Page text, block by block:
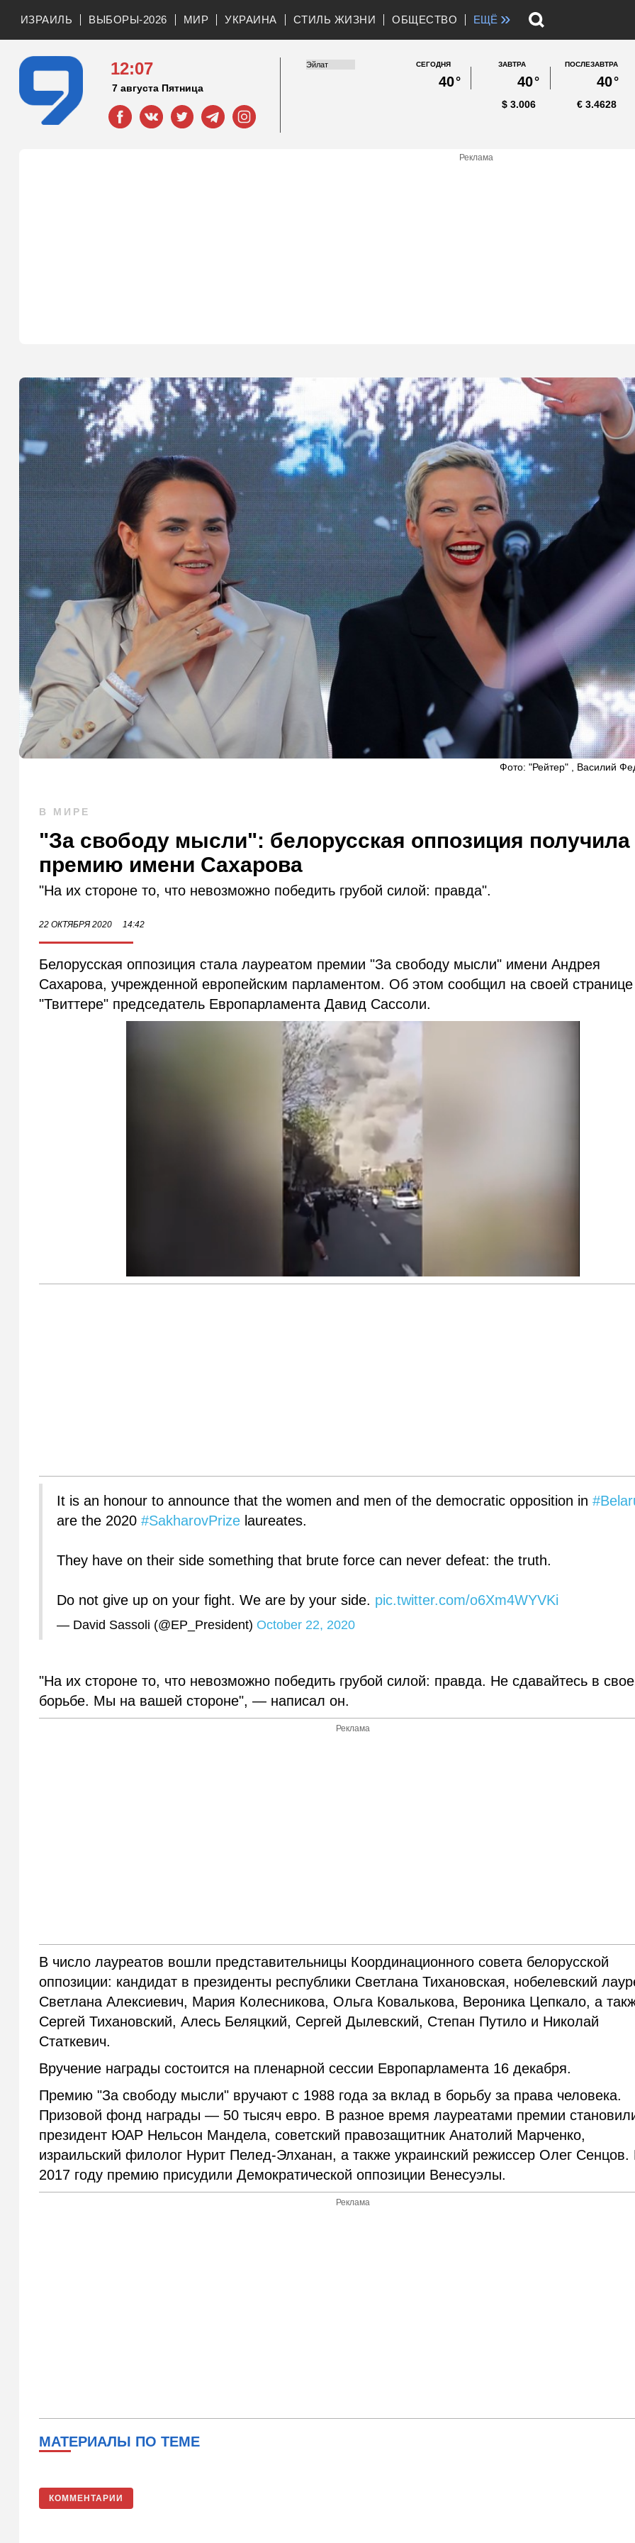
ИЗРАИЛЬ ВЫБОРЫ-2026 МИР УКРАИНА СТИЛЬ ЖИЗНИ ОБЩЕСТВО ЕЩЁ »
12:07
7 августа Пятница
СЕГОДНЯ
40°
ЗАВТРА
40°
ПОСЛЕЗАВТРА
40°
3.006
$ 3.4628
€
Реклама
Фото: "Рейтер" , Василий
В МИРЕ
"За свободу мысли": белорусская оппозиция получила
премию имени Сахарова
"На их стороне то, что невозможно победить грубой силой: правда".
22 ОКТЯБРЯ 2020 14:42
Белорусская оппозиция стала лауреатом премии "За свободу мысли" имени Андрея
Сахарова, учрежденной европейским парламентом. Об этом сообщил на своей странице
"Твиттере" председатель Европарламента Давид Сассоли.
It is an honour to announce that the women and men of the democratic opposition in
are the 2020#SakharovPrize laureates.
They have on their side something that brute force can never defeat: the truth.
Do not give up on your fight. We are by your side. pic.twitter.com/o6Xm4WYVKi
— David Sassoli (@EP_President) October 22, 2020
"На их стороне то, что невозможно победить грубой силой: правда. Не сдавайтесь в
борьбе. Мы на вашей стороне", — написал он.
Реклама
В число лауреатов вошли представительницы Координационного совета белорусской
оппозиции: кандидат в президенты республики Светлана Тихановская, нобелевский
Светлана Алексиевич, Мария Колесникова, Ольга Ковалькова, Вероника Цепкало, а
Сергей Тихановский, Алесь Беляцкий, Сергей Дылевский, Степан Путило и Николай
Статкевич.
Вручение награды состоится на пленарной сессии Европарламента 16 декабря.
Премию "За свободу мысли" вручают с 1988 года за вклад в борьбу за права человека.
Призовой фонд награды — 50 тысяч евро. В разное время лауреатами премии
президент ЮАР Нельсон Мандела, советский правозащитник Анатолий Марченко,
израильский филолог Нурит Пелед-Элханан, а также украинский режиссер Олег Сенцов.
2017 году премию присудили Демократической оппозиции Венесуэлы.
Реклама
МАТЕРИАЛЫ ПО ТЕМЕ
КОММЕНТАРИИ